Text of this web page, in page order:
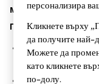
Women's
All
Bags &
Beach
Dresses
Flip Flops
може би е
Предположения:
Потърсете
търсене по-горе.
Разгледайте
персонализира
Кликнете върху
да получите най-
Можете да
като кликнете
по-долу.